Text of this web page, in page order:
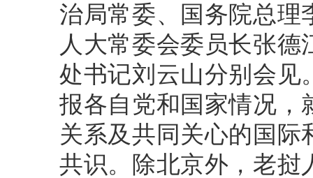
治局常委、国务院总理
人大常委会委员长张
处书记刘云山分别会见
报各自党和国家情况，
关系及共同关心的国际
共识。除北京外，老挝